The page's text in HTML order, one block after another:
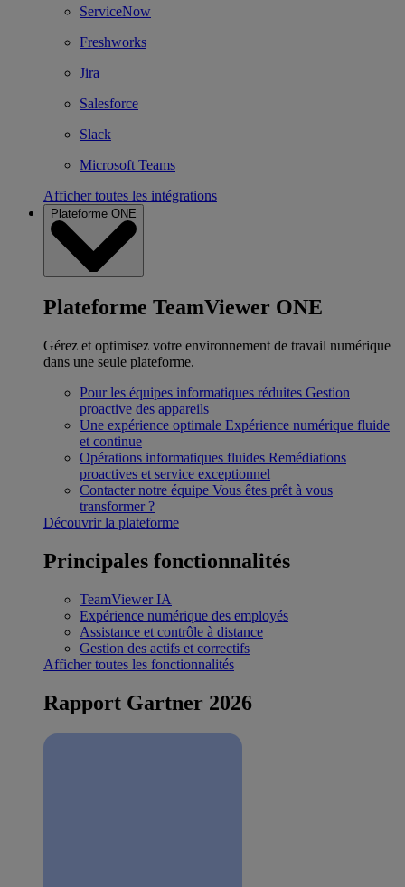
ServiceNow
Freshworks
Jira
Salesforce
Slack
Microsoft Teams
Afficher toutes les intégrations
Plateforme ONE
Plateforme TeamViewer ONE
Gérez et optimisez votre environnement de travail numérique
dans une seule plateforme.
Pour les équipes informatiques réduites Gestion
proactive des appareils
Une expérience optimale Expérience numérique fluide
et continue
Opérations informatiques fluides Remédiations
proactives et service exceptionnel
Contacter notre équipe Vous êtes prêt à vous
transformer ?
Découvrir la plateforme
Principales fonctionnalités
TeamViewer IA
Expérience numérique des employés
Assistance et contrôle à distance
Gestion des actifs et correctifs
Afficher toutes les fonctionnalités
Rapport Gartner 2026